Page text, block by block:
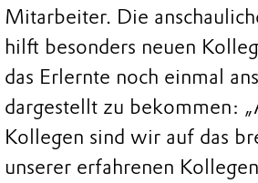
Mitarbeiter. Die
hilft besonders neuen
das Erlernte noch einmal
dargestellt zu bekommen:
Kollegen sind wir auf das
unserer erfahrenen